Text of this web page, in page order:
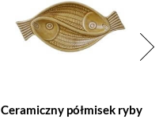
Ceramiczny półmisek ryby